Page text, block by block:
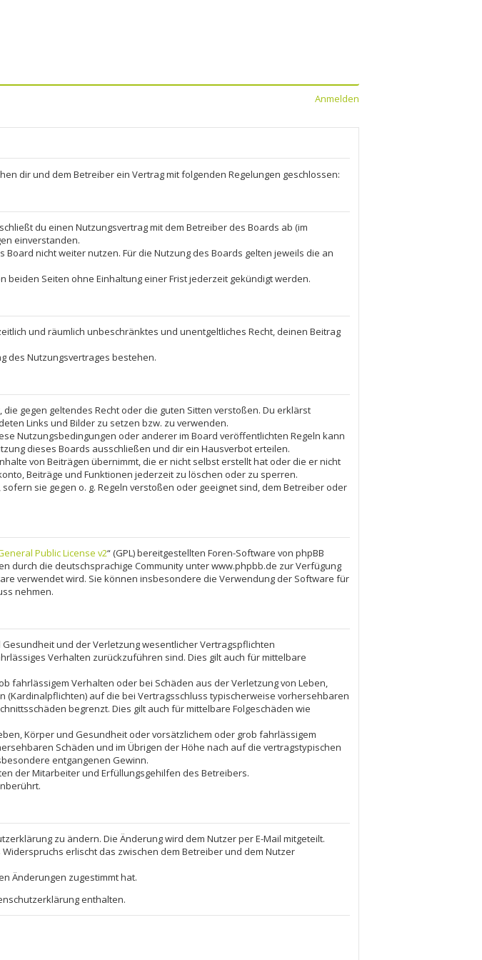
Anmelden
dir und dem Betreiber ein Vertrag mit folgenden Regelungen geschlossen:
du einen Nutzungsvertrag mit dem Betreiber des Boards ab (im
einverstanden.
nicht weiter nutzen. Für die Nutzung des Boards gelten jeweils die an
Seiten ohne Einhaltung einer Frist jederzeit gekündigt werden.
und räumlich unbeschränktes und unentgeltliches Recht, deinen Beitrag
des Nutzungsvertrages bestehen.
gegen geltendes Recht oder die guten Sitten verstoßen. Du erklärst
Links und Bilder zu setzen bzw. zu verwenden.
Nutzungsbedingungen oder anderer im Board veröffentlichten Regeln kann
dieses Boards ausschließen und dir ein Hausverbot erteilen.
von Beiträgen übernimmt, die er nicht selbst erstellt hat oder die er nicht
Beiträge und Funktionen jederzeit zu löschen oder zu sperren.
sie gegen o. g. Regeln verstoßen oder geeignet sind, dem Betreiber oder
Public License v2“ (GPL) bereitgestellten Foren-Software von phpBB
durch die deutschsprachige Community unter www.phpbb.de zur Verfügung
verwendet wird. Sie können insbesondere die Verwendung der Software für
nehmen.
und der Verletzung wesentlicher Vertragspflichten
Verhalten zurückzuführen sind. Dies gilt auch für mittelbare
fahrlässigem Verhalten oder bei Schäden aus der Verletzung von Leben,
auf die bei Vertragsschluss typischerweise vorhersehbaren
begrenzt. Dies gilt auch für mittelbare Folgeschäden wie
Körper und Gesundheit oder vorsätzlichem oder grob fahrlässigem
Schäden und im Übrigen der Höhe nach auf die vertragstypischen
entgangenen Gewinn.
der Mitarbeiter und Erfüllungsgehilfen des Betreibers.
zu ändern. Die Änderung wird dem Nutzer per E-Mail mitgeteilt.
erlischt das zwischen dem Betreiber und dem Nutzer
Änderungen zugestimmt hat.
enthalten.